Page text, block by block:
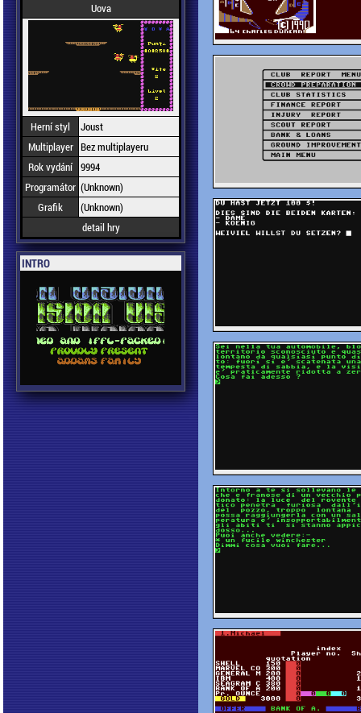
Uova
Herní styl
Joust
Multiplayer Bez multiplayeru
Rok vydání 9994
Programátor (Unknown)
Grafik
(Unknown)
detail hry
INTRO